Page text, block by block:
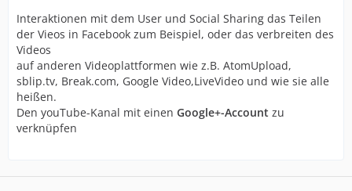
Interaktionen mit dem User und Social Sharing das Teilen
der Vieos in Facebook zum Beispiel, oder das verbreiten des
Videos
auf anderen Videoplattformen wie z.B. AtomUpload,
sblip.tv, Break.com, Google Video,LiveVideo und wie sie alle
heißen.
Den youTube-Kanal mit einen Google+-Account zu
verknüpfen